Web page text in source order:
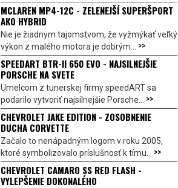
MCLAREN MP4-12C - ZELENEJŠÍ SUPERŠPORT
AKO HYBRID
Nie je žiadnym tajomstvom, že vyžmýkať veľký
výkon z malého motora je dobrým... >>
SPEEDART BTR-II 650 EVO - NAJSILNEJŠIE
PORSCHE NA SVETE
Umelcom z tunerskej firmy speedART sa
podarilo vytvoriť najsilnejšie Porsche... >>
CHEVROLET JAKE EDITION - ZOSOBNENIE
DUCHA CORVETTE
Začalo to nenápadným logom v roku 2005,
ktoré symbolizovalo príslušnosť k tímu... >>
CHEVROLET CAMARO SS RED FLASH -
VYLEPŠENIE DOKONALÉHO